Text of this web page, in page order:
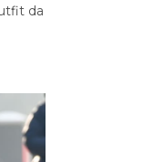
da